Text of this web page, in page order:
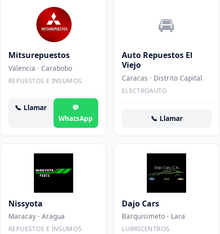
Mitsurepuestos
Valencia · Carabobo
REPUESTOS E INSUMOS
📞 Llamar
💬
WhatsApp
🚘
Auto Repuestos El
Viejo
Caracas · Distrito Capital
ELECTROAUTO
📞 Llamar
Nissyota
Maracay · Aragua
REPUESTOS E INSUMOS
Dajo Cars
Barquisimeto · Lara
LUBRICENTROS